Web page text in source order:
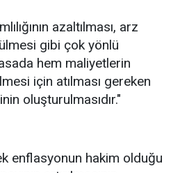
azaltılması, arz
gibi çok yönlü
hem maliyetlerin
için atılması gereken
oluşturulmasıdır."
enflasyonun hakim olduğu